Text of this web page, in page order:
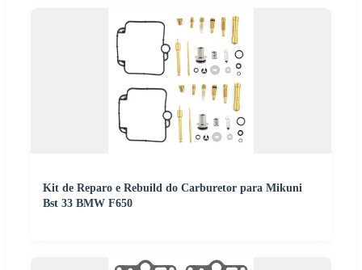
Kit de Reparo e Rebuild do Carburetor para Mikuni
Bst 33 BMW F650